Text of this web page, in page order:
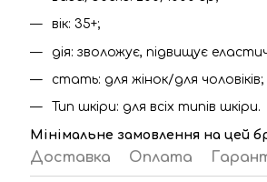
вік: 35+;
дія: зволожує, підвищує
стать: для жінок/для чоловіків;
Тип шкіри: для всіх типів шкіри.
Мінімальне замовлення на цей
Доставка Оплата